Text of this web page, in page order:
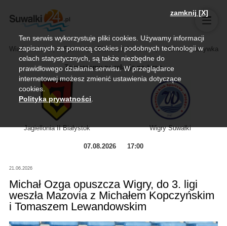
Wiadomości Sport Biznes, rolnictwo Kultura i rozrywka
Zapraszamy na relację na żywo
Jagiellonia II Białystok Wigry Suwałki
07.08.2026 17:00
21.06.2026
Michał Ozga opuszcza Wigry, do 3. ligi
weszła Mazovia z Michałem Kopczyńskim
i Tomaszem Lewandowskim
zamknij [X]
Ten serwis wykorzystuje pliki cookies. Używamy informacji
zapisanych za pomocą cookies i podobnych technologii w
celach statystycznych, są także niezbędne do
prawidłowego działania serwisu. W przeglądarce
internetowej możesz zmienić ustawienia dotyczące
cookies.
Polityka prywatności